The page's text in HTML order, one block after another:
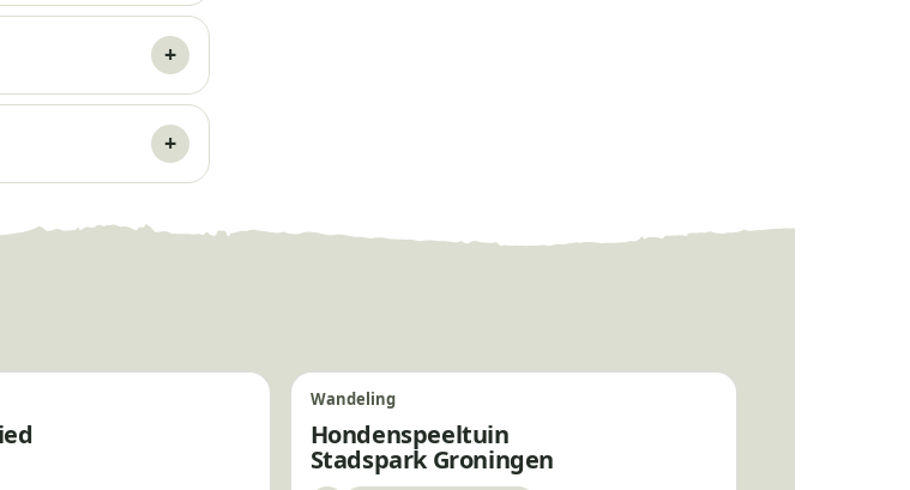
Wandeling
Hondenspeeltuin
Stadspark Groningen